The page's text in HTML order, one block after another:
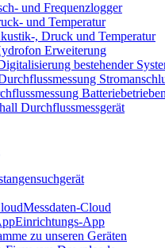
und Frequenzlogger
und Temperatur
, Druck und Temperatur
Erweiterung
bestehender
Batteriebetrieben
Durchflussmessgerät
Messdaten-Cloud
Einrichtungs-App
zu unseren Geräten